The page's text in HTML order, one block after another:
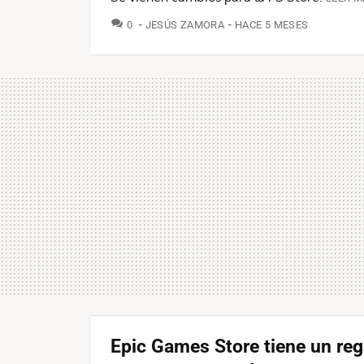
0 COMENTARIOS
JESÚS ZAMORA HACE 5 MESES
Epic Games Store tiene un